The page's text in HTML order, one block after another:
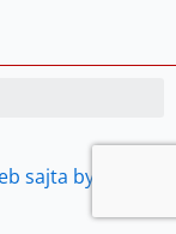
sajta by Petar